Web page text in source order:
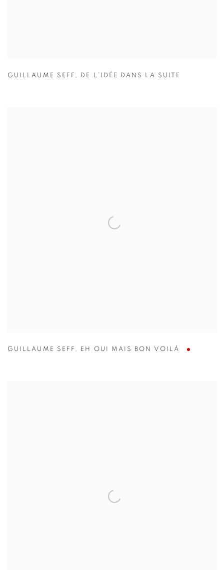
GUILLAUME SEFF , DE L’IDÉE DANS LA SUITE
GUILLAUME SEFF , EH OUI MAIS BON VOILÀ